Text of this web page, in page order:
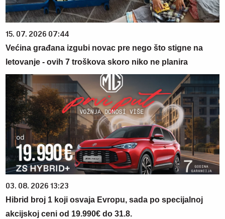
15. 07. 2026 07:44
Većina građana izgubi novac pre nego što stigne na
letovanje - ovih 7 troškova skoro niko ne planira
03. 08. 2026 13:23
Hibrid broj 1 koji osvaja Evropu, sada po specijalnoj
akcijskoj ceni od 19.990€ do 31.8.